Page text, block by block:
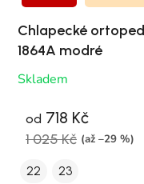
Chlapecké
1864A modré
Skladem
od 718 Kč
1 025 Kč (až –29 %)
22 23